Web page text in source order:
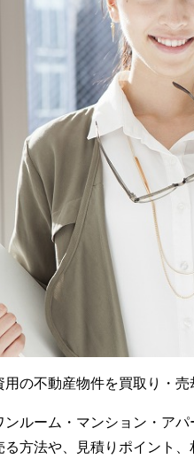
用の不動産物件を買取り・
ンルーム・マンション・ア
方法や、見積りポイント